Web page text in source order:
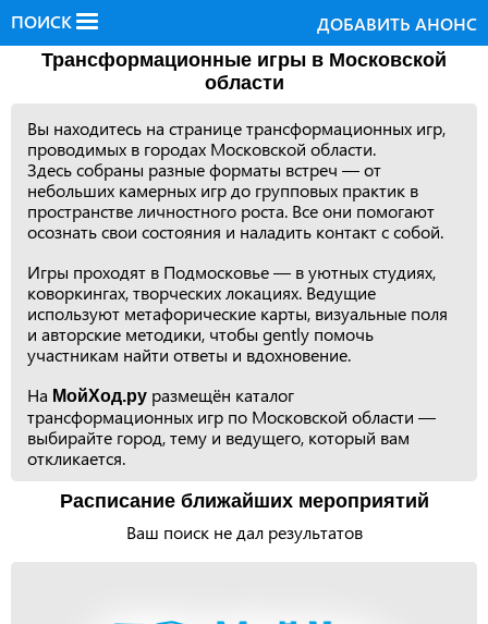
ПОИСК ДОБАВИТЬ АНОНС
Трансформационные игры в Московской
области
Вы находитесь на странице трансформационных игр,
проводимых в городах Московской области.
Здесь собраны разные форматы встреч — от
небольших камерных игр до групповых практик в
пространстве личностного роста. Все они помогают
осознать свои состояния и наладить контакт с собой.
Игры проходят в Подмосковье — в уютных студиях,
коворкингах, творческих локациях. Ведущие
используют метафорические карты, визуальные поля
и авторские методики, чтобы gently помочь
участникам найти ответы и вдохновение.
На МойХод.ру размещён каталог
трансформационных игр по Московской области —
выбирайте город, тему и ведущего, который вам
откликается.
Расписание ближайших мероприятий
Ваш поиск не дал результатов